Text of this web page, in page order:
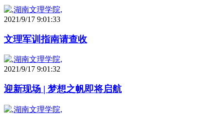
2021/9/17 9:01:33
文理军训指南请查收
2021/9/17 9:01:32
迎新现场 | 梦想之帆即将启航